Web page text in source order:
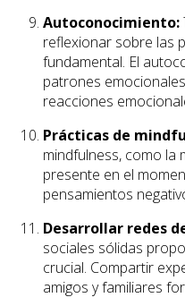
Autoconocimiento:
reflexionar sobre las
fundamental. El
patrones
reacciones
Prácticas de
mindfulness, como la
presente en el
pensamientos
Desarrollar redes
sociales sólidas
crucial. Compartir
amigos y familiares